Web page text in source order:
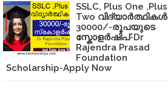
SSLC, Plus One ,Plus
Two
30000/-രൂപയുടെ
സ്കോളർഷിപ്-Dr
Rajendra Prasad
Foundation
Scholarship-Apply Now